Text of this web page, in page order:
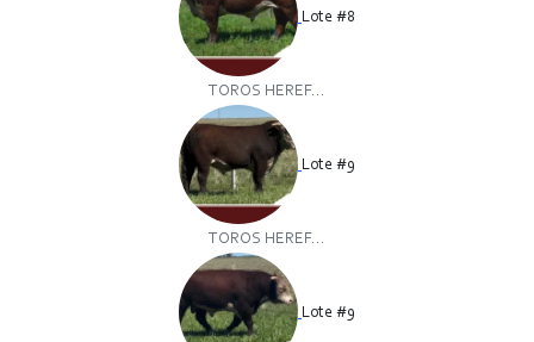
Lote #8
TOROS HEREF...
Lote #9
TOROS HEREF...
Lote #9